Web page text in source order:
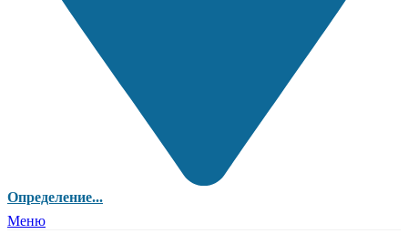
Определение...
Меню